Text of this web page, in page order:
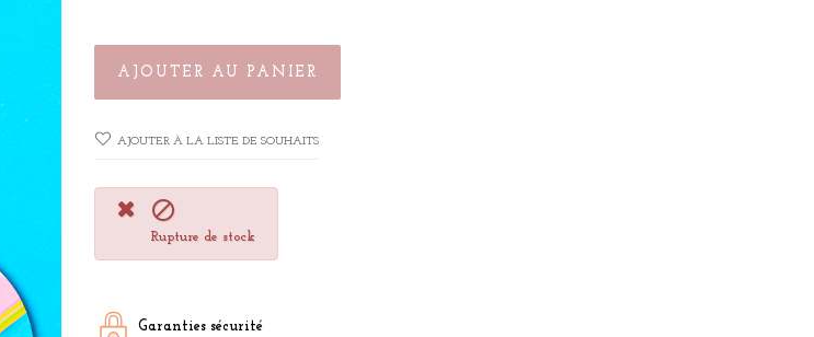
AJOUTER AU PANIER
AJOUTER À LA LISTE DE SOUHAITS

Rupture de stock
Garanties sécurité